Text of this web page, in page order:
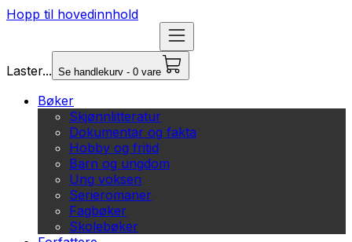
Hopp til hovedinnhold
Laster... Se handlekurv - 0 vare
Bøker
Skjønnlitteratur
Dokumentar og fakta
Hobby og fritid
Barn og ungdom
Ung voksen
Serieromaner
Fagbøker
Skolebøker